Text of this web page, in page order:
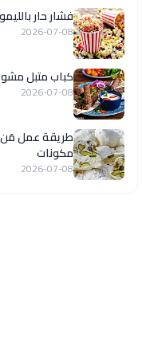
فشار حار
2026-07-08
كباب متبل
2026-07-08
مكونات
2026-07-08